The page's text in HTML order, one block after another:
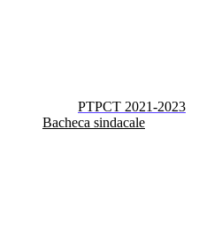
PTPCT 2021-2023
Bacheca sindacale